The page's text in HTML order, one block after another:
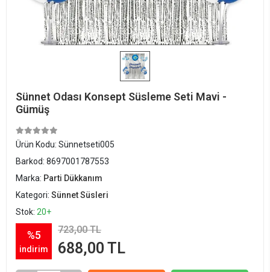
Sünnet Odası Konsept Süsleme Seti Mavi -
Gümüş
Ürün Kodu: Sünnetseti005
Barkod: 8697001787553
Marka: Parti Dükkanım
Kategori: Sünnet Süsleri
Stok: 20+
%5
indirim
723,00 TL
688,00 TL